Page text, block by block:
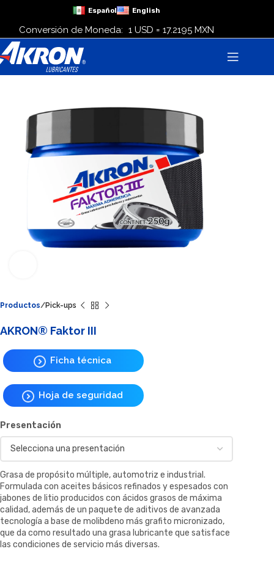
Conversión de Moneda: 1 USD = 17.2195 MXN
Español English
Productos Pick-ups
AKRON® Faktor III
Ficha técnica
Hoja de seguridad
Presentación
Grasa de propósito múltiple, automotriz e industrial.
Formulada con aceites básicos refinados y espesados con
jabones de litio producidos con ácidos grasos de máxima
calidad, además de un paquete de aditivos de avanzada
tecnología a base de molibdeno más grafito micronizado,
que da como resultado una grasa lubricante que satisface
las condiciones de servicio más diversas.